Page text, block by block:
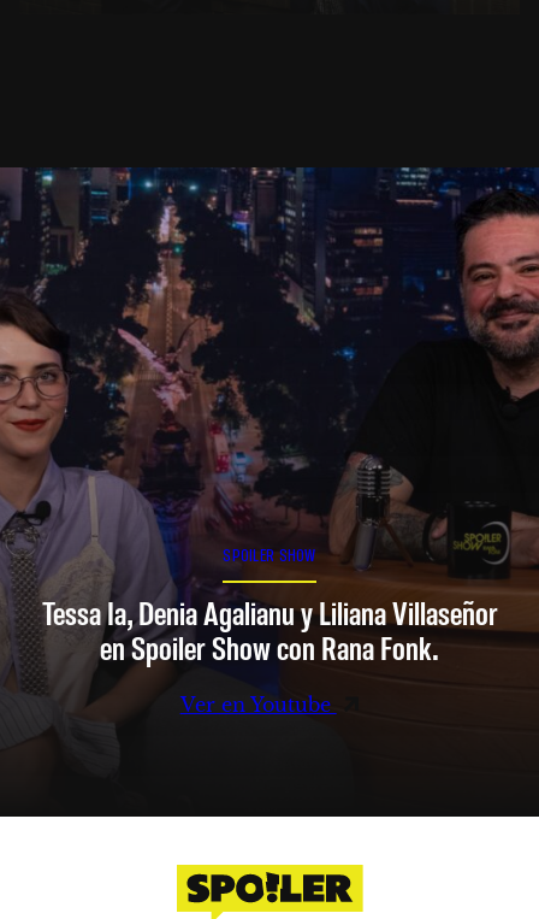
SPOILER SHOW
Tessa Ia, Denia Agalianu y Liliana Villaseñor
en Spoiler Show con Rana Fonk.
Ver en Youtube